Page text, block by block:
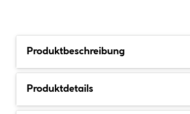
Produktbeschreibung
Produktdetails